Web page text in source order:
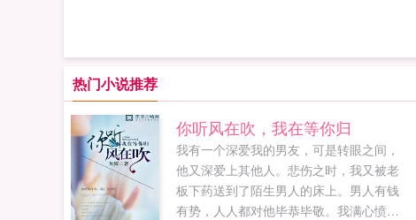
热门小说推荐
你听风在吹，我在等你归
我有一个深爱我的男友，可是转眼之间，
他又深爱上其他人。悲伤之时，我又被老
板下药送到了陌生男人的床上。男人有钱
有势，人人都对他毕恭毕敬。我满心愤